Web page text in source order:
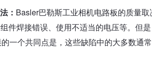
： Basler巴勒斯工业相机电路板的质量取
件焊接错误、使用不适当的电压等。但
一个共同点是，这些缺陷中的大多数通